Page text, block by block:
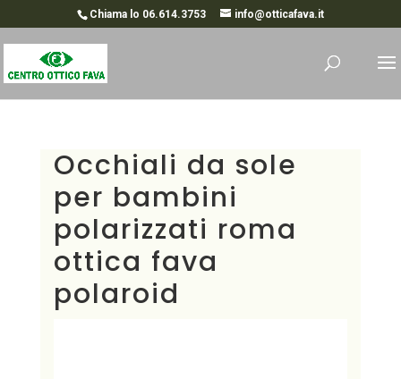
Chiama lo 06.614.3753 info@otticafava.it
Occhiali da sole
per bambini
polarizzati roma
ottica fava
polaroid